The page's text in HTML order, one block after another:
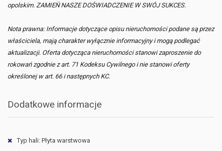
opolskim. ZAMIEŃ NASZE DOŚWIADCZENIE W SWÓJ SUKCES.
Nota prawna: Informacje dotyczące opisu nieruchomości podane są przez
właściciela, mają charakter wyłącznie informacyjny i mogą podlegać
aktualizacji. Oferta dotycząca nieruchomości stanowi zaproszenie do
rokowań zgodnie z art. 71 Kodeksu Cywilnego i nie stanowi oferty
określonej w art. 66 i następnych KC.
Dodatkowe informacje
Typ hali: Płyta warstwowa